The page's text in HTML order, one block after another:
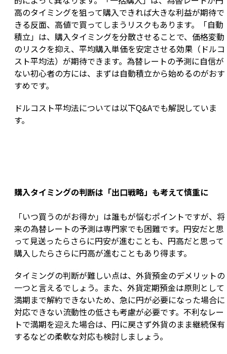
高のタイミングを狙って購入できれば大きな利益が期待で
きる反面、高値で買ってしまうリスクもあります。「自動
積立」は、購入タイミングを分散させることで、価格変動
のリスクを抑え、平均購入単価を安定させる効果（ドルコ
スト平均法）が期待できます。為替レートの予測に自信が
ない初心者の方には、まずは自動積立から始めるのがおす
すめです。
ドルコスト平均法については以下Q&Aでも解説していま
す。
購入タイミングの判断は「出口戦略」も考えて慎重に
「いつ買うのがお得か」は誰もが悩むポイントですが、将
来の為替レートの予測は専門家でも困難です。円安だと思
って見送ったらさらに円安が進むことも、円高だと思って
購入したらさらに円高が進むこともあり得ます。
タイミングの判断が難しい点は、外貨預金のデメリットの
一つと言えるでしょう。また、外貨定期預金は原則として
満期まで解約できないため、急に円が必要になった場合に
対応できない流動性の低さも考慮が必要です。不利なレー
トで満期を迎えた場合は、円に戻さず外貨のまま継続保有
するなどの柔軟な対応も検討しましょう。